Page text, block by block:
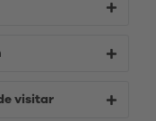
visitar